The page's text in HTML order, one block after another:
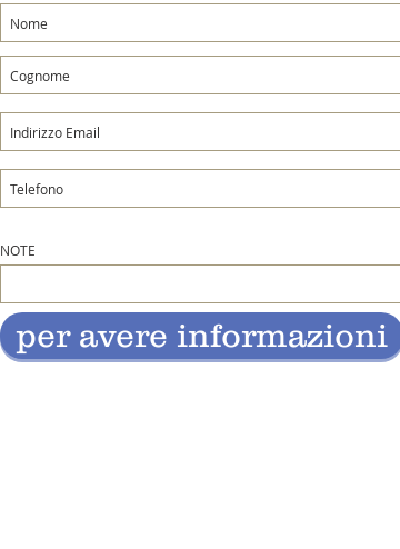
NOTE
per avere informazioni